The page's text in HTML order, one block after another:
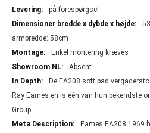
på forespørgsel
armbredde: 58cm
Enkel montering kræves
Absent
De EA208 soft pad
Ray Eames en is één van hun bekendste
Group.
Eames EA208 1969